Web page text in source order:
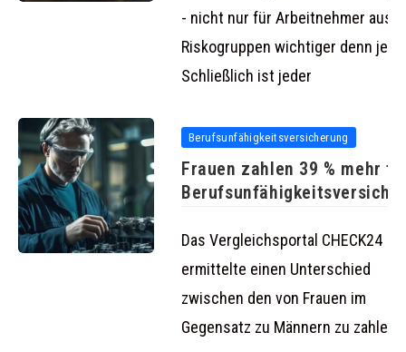
- nicht nur für Arbeitnehmer aus
Riskogruppen wichtiger denn je.
Schließlich ist jeder
Berufsunfähigkeitsversicherung
Frauen zahlen 39 % mehr
Das Vergleichsportal CHECK24
ermittelte einen Unterschied
zwischen den von Frauen im
Gegensatz zu Männern zu